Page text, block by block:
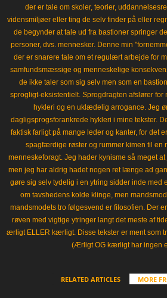
der er tale om skoler, teorier,
vidensmiljøer eller ting de selv finder på eller
de begynder at tale ud fra bastioner springer
personer, dvs. mennesker. Denne min
der er snarere tale om et regulært arbejde for
samfundsmæssige og menneskelige
de ikke taler som sig selv men som en
sprogligt-eksistentielt. Sprogdragten afslører for
hykleri og en uklædelig arrogance. Jeg
dagligsprogsforankrede hykleri i mine tekster.
faktisk farligt på mange leder og kanter, for det
spagfærdige røster og rummer kimen til en
menneskeforagt. Jeg hader kynisme så meget
men jeg har aldrig hadet nogen ret længe ad
gøre sig selv tydelig i en ytring sidder inde med
om tavshedens kolde klinge, men
mandsmodets tro følgesvend er filosofien. Der
røven med vigtige ytringer langt det meste af
ærligt ELLER kærligt. Disse tekster er ment som
(Ærligt OG kærligt har ingen
RELATED ARTICLES MORE